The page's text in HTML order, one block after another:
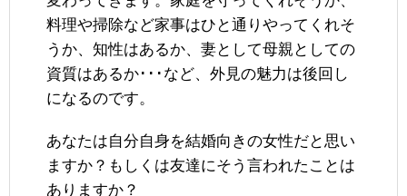
料理や掃除など家事はひと通りやってくれそ
うか、知性はあるか、妻として母親としての
資質はあるか･･･など、外見の魅力は後回し
になるのです。
あなたは自分自身を結婚向きの女性だと思い
ますか？もしくは友達にそう言われたことは
ありますか？